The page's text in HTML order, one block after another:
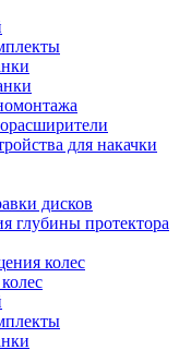
для накачки
дисков
глубины протектора
колес